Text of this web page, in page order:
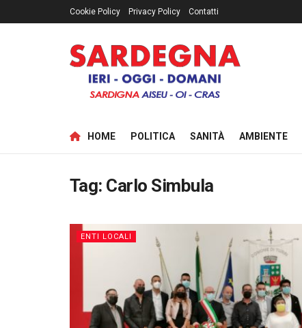
Cookie Policy Privacy Policy Contatti
HOME POLITICA SANITÀ AMBIENTE
Tag: Carlo Simbula
ENTI LOCALI